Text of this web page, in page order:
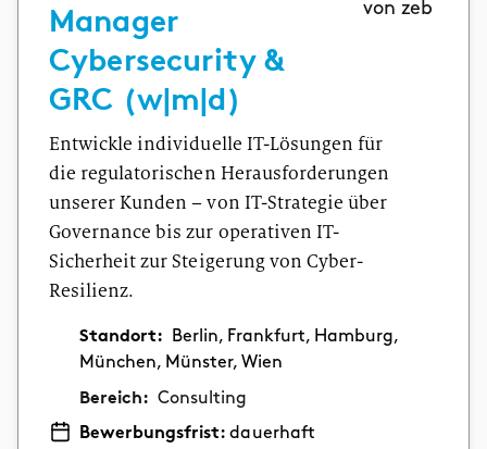
Manager
Cybersecurity &
GRC (w|m|d)
Entwickle individuelle IT-Lösungen für
die regulatorischen Herausforderungen
unserer Kunden – von IT-Strategie über
Governance bis zur operativen IT-
Sicherheit zur Steigerung von Cyber-
Resilienz.
Standort:
Berlin, Frankfurt, Hamburg,
München, Münster, Wien
Bereich: Consulting
Bewerbungsfrist:dauerhaft